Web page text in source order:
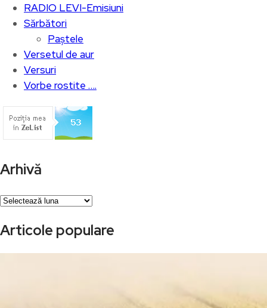
RADIO LEVI-Emisiuni
Sărbători
Paștele
Versetul de aur
Versuri
Vorbe rostite ….
Arhivă
Arhivă
Articole populare